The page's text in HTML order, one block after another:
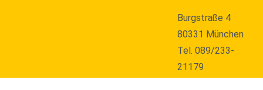
Burgstraße 4
80331 München
Tel. 089/233-
21179